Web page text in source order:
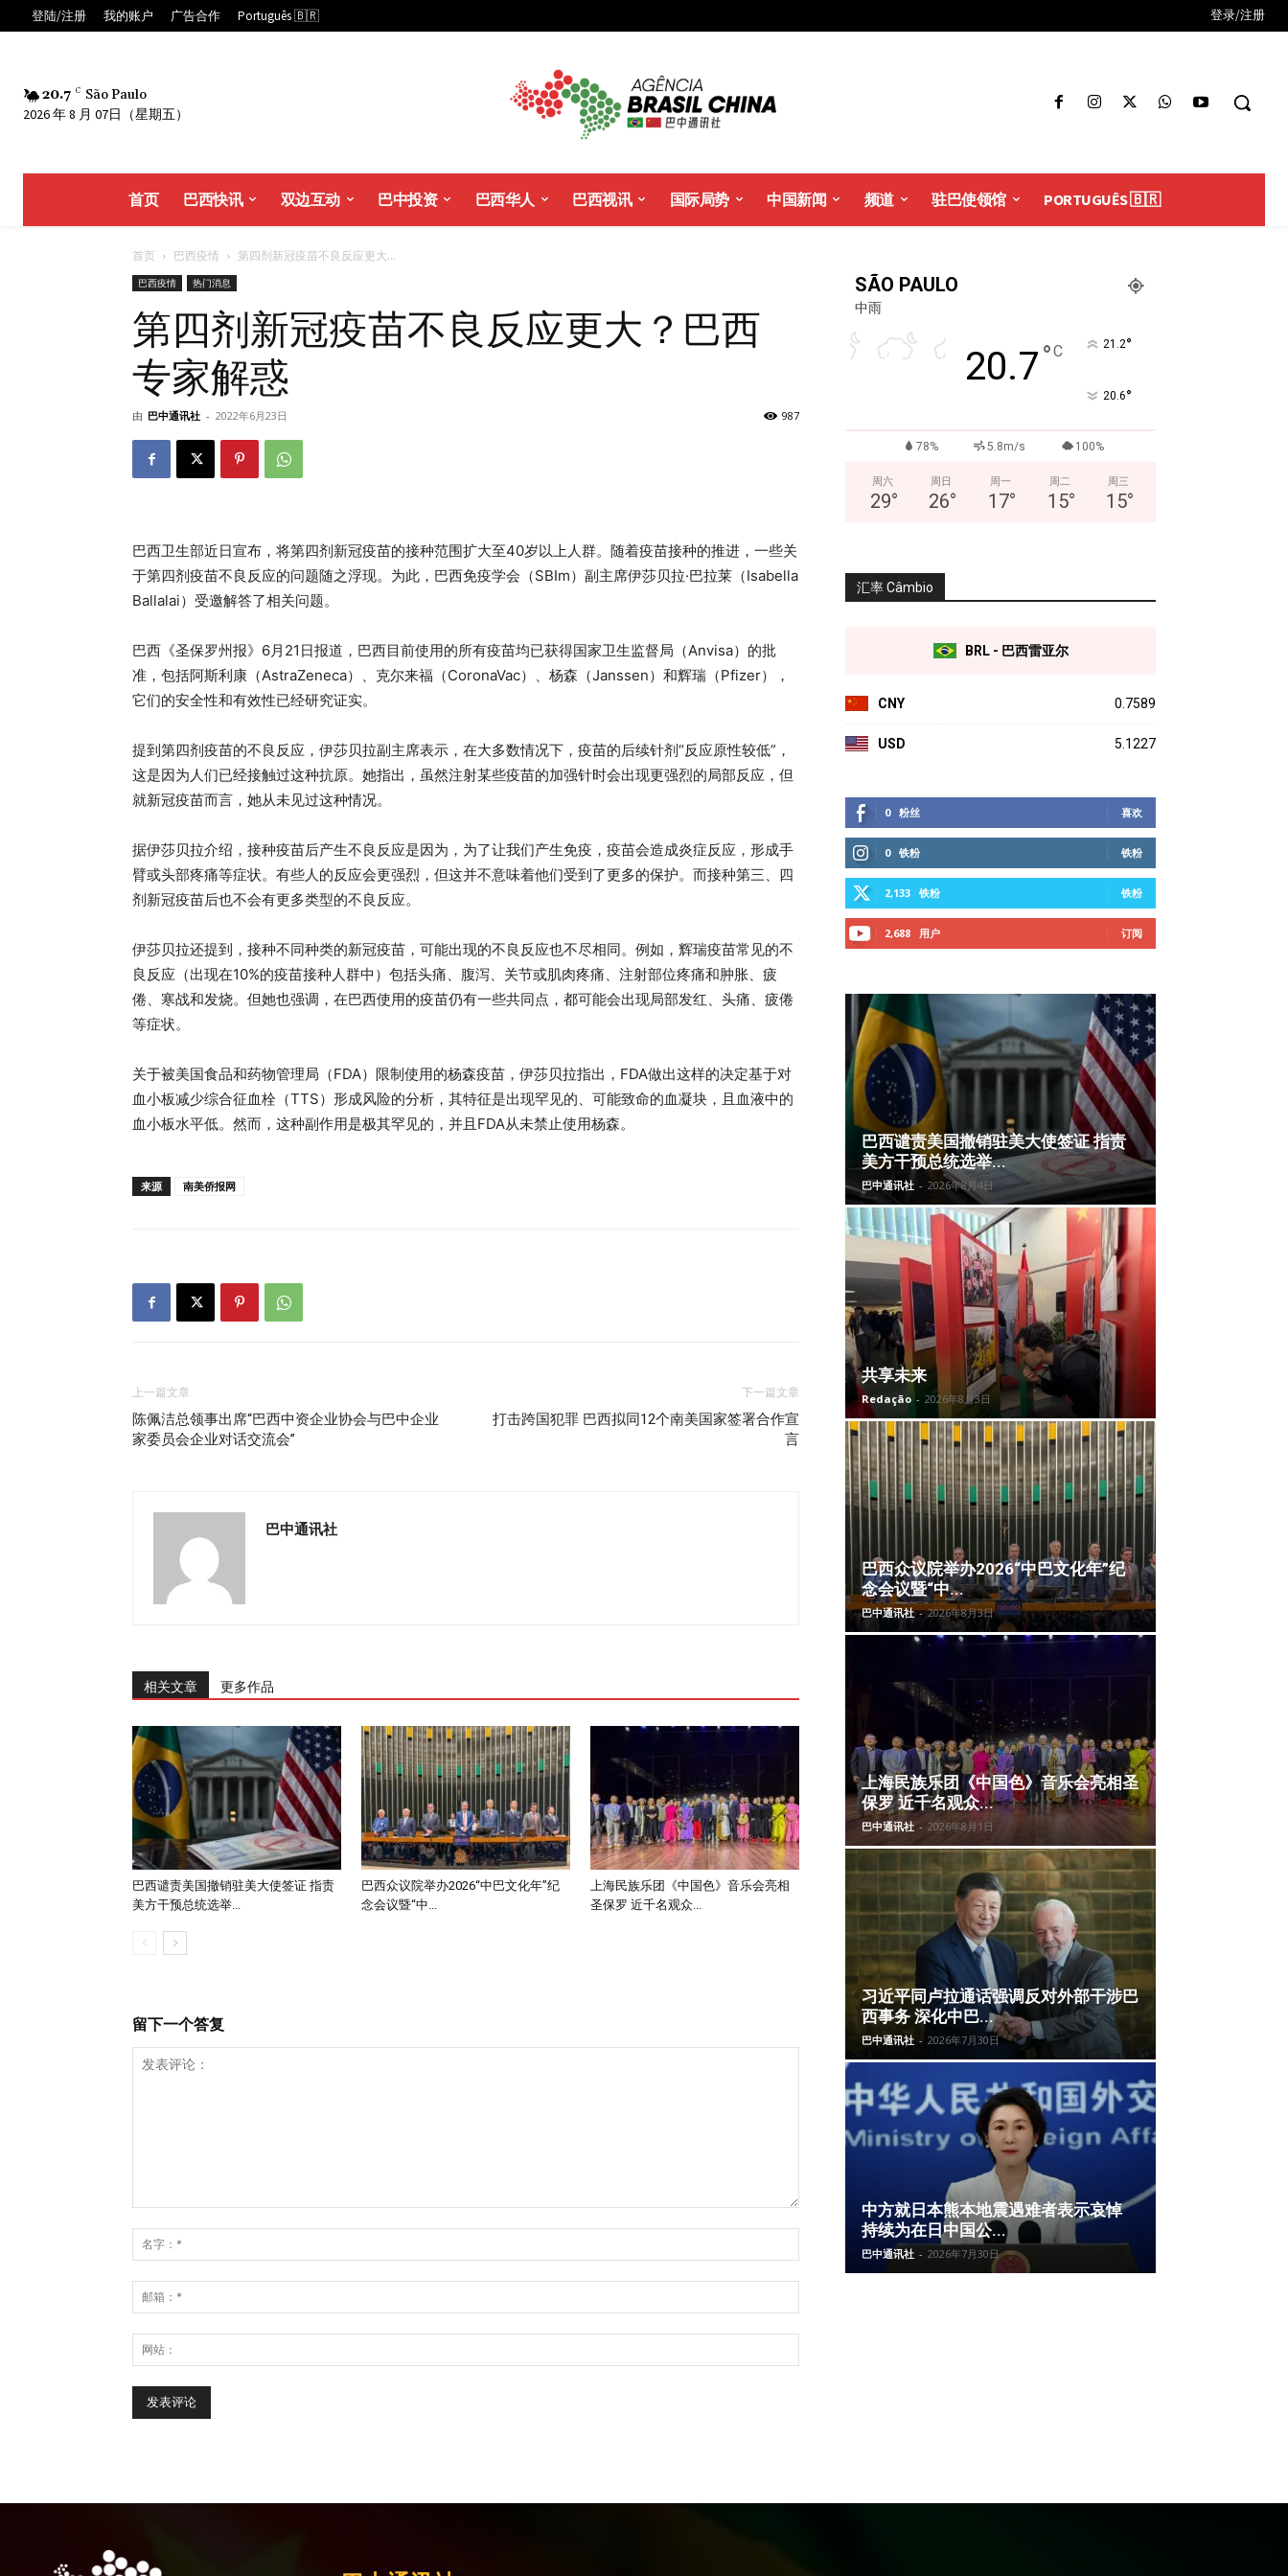
登陆/注册 我的账户 广告合作 Português 🇧🇷 登录/注册
20.7 C São Paulo
2026 年 8 月 07日（星期五）
首页 巴西快讯 双边互动 巴中投资 巴西华人 巴西视讯 国际局势 中国新闻 频道 驻巴使领馆 PORTUGUÊS 🇧🇷
首页 巴西疫情 第四剂新冠疫苗不良反应更大...
巴西疫情 热门消息
第四剂新冠疫苗不良反应更大？巴西
专家解惑
由 巴中通讯社 - 2022年6月23日 987
巴西卫生部近日宣布，将第四剂新冠疫苗的接种范围扩大至40岁以上人群。随着疫苗接种的推进，一些关
于第四剂疫苗不良反应的问题随之浮现。为此，巴西免疫学会（SBIm）副主席伊莎贝拉·巴拉莱（Isabella
Ballalai）受邀解答了相关问题。
巴西《圣保罗州报》6月21日报道，巴西目前使用的所有疫苗均已获得国家卫生监督局（Anvisa）的批
准，包括阿斯利康（AstraZeneca）、克尔来福（CoronaVac）、杨森（Janssen）和辉瑞（Pfizer），
它们的安全性和有效性已经研究证实。
提到第四剂疫苗的不良反应，伊莎贝拉副主席表示，在大多数情况下，疫苗的后续针剂“反应原性较低”，
这是因为人们已经接触过这种抗原。她指出，虽然注射某些疫苗的加强针时会出现更强烈的局部反应，但
就新冠疫苗而言，她从未见过这种情况。
据伊莎贝拉介绍，接种疫苗后产生不良反应是因为，为了让我们产生免疫，疫苗会造成炎症反应，形成手
臂或头部疼痛等症状。有些人的反应会更强烈，但这并不意味着他们受到了更多的保护。而接种第三、四
剂新冠疫苗后也不会有更多类型的不良反应。
伊莎贝拉还提到，接种不同种类的新冠疫苗，可能出现的不良反应也不尽相同。例如，辉瑞疫苗常见的不
良反应（出现在10%的疫苗接种人群中）包括头痛、腹泻、关节或肌肉疼痛、注射部位疼痛和肿胀、疲
倦、寒战和发烧。但她也强调，在巴西使用的疫苗仍有一些共同点，都可能会出现局部发红、头痛、疲倦
等症状。
关于被美国食品和药物管理局（FDA）限制使用的杨森疫苗，伊莎贝拉指出，FDA做出这样的决定基于对
血小板减少综合征血栓（TTS）形成风险的分析，其特征是出现罕见的、可能致命的血凝块，且血液中的
血小板水平低。然而，这种副作用是极其罕见的，并且FDA从未禁止使用杨森。
来源 南美侨报网
上一篇文章
陈佩洁总领事出席“巴西中资企业协会与巴中企业
家委员会企业对话交流会”
下一篇文章
打击跨国犯罪 巴西拟同12个南美国家签署合作宣
言
巴中通讯社
相关文章 更多作品
巴西谴责美国撤销驻美大使签证 指责
美方干预总统选举...
巴西众议院举办2026“中巴文化年”纪
念会议暨“中...
上海民族乐团《中国色》音乐会亮相
圣保罗 近千名观众...
留下一个答复
SÃO PAULO
中雨
20.7°C 21.2°
20.6°
78% 5.8m/s 100%
周六
29°
周日
26°
周一
17°
周二
15°
周三
15°
汇率 Câmbio
BRL - 巴西雷亚尔
CNY 0.7589
USD 5.1227
0 粉丝 喜欢
0 铁粉 铁粉
2,133 铁粉 铁粉
2,688 用户 订阅
巴西谴责美国撤销驻美大使签证 指责
美方干预总统选举...
巴中通讯社 - 2026年8月4日
共享未来
Redação - 2026年8月3日
巴西众议院举办2026“中巴文化年”纪
念会议暨“中...
巴中通讯社 - 2026年8月3日
上海民族乐团《中国色》音乐会亮相圣
保罗 近千名观众...
巴中通讯社 - 2026年8月1日
习近平同卢拉通话强调反对外部干涉巴
西事务 深化中巴...
巴中通讯社 - 2026年7月30日
中方就日本熊本地震遇难者表示哀悼
持续为在日中国公...
巴中通讯社 - 2026年7月30日